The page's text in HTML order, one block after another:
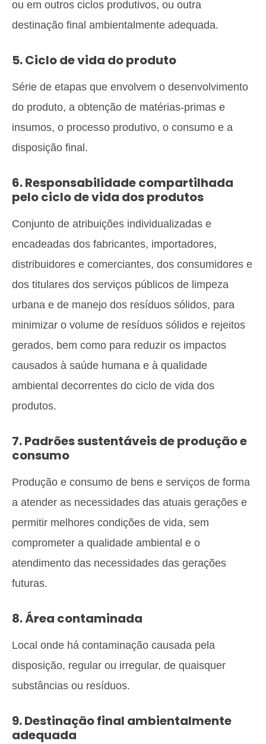
ou em outros ciclos produtivos, ou outra
destinação final ambientalmente adequada.
5. Ciclo de vida do produto
Série de etapas que envolvem o desenvolvimento
do produto, a obtenção de matérias-primas e
insumos, o processo produtivo, o consumo e a
disposição final.
6. Responsabilidade compartilhada
pelo ciclo de vida dos produtos
Conjunto de atribuições individualizadas e
encadeadas dos fabricantes, importadores,
distribuidores e comerciantes, dos consumidores e
dos titulares dos serviços públicos de limpeza
urbana e de manejo dos resíduos sólidos, para
minimizar o volume de resíduos sólidos e rejeitos
gerados, bem como para reduzir os impactos
causados à saúde humana e à qualidade
ambiental decorrentes do ciclo de vida dos
produtos.
7. Padrões sustentáveis de produção e
consumo
Produção e consumo de bens e serviços de forma
a atender as necessidades das atuais gerações e
permitir melhores condições de vida, sem
comprometer a qualidade ambiental e o
atendimento das necessidades das gerações
futuras.
8. Área contaminada
Local onde há contaminação causada pela
disposição, regular ou irregular, de quaisquer
substâncias ou resíduos.
9. Destinação final ambientalmente
adequada